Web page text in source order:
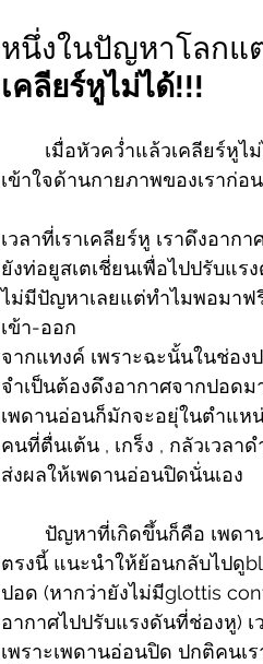
หนึ่งในปัญหาโลกแ
เคลียร์หูไม่ได้!!!
เมื่อหัวคว่ำแล้วเคลียร์หูไ
เข้าใจด้านกายภาพของเราก่อน
เวลาที่เราเคลียร์หู เราดึงอา
ยังท่อยูสเตเชี่ยนเพื่อไปปรับแ
ไม่มีปัญหาเลยแต่ทำไมพอมาฟ
เข้า-ออก
จากแทงค์ เพราะฉะนั้นในช่อง
จำเป็นต้องดึงอากาศจากปอดม
เพดานอ่อนก็มักจะอยุ่ในตำแห
คนที่ตื่นเต้น , เกร็ง , กลัวเวลา
ส่งผลให้เพดานอ่อนปิดนั่นเอง
ปัญหาที่เกิดขึ้นก็คือ เพดา
ตรงนี้ แนะนำให้ย้อนกลับไปดู
ปอด (หากว่ายังไม่มีglottis
อากาศไปปรับแรงดันที่ช่องหู)
เพราะเพดานอ่อนปิด ปกติคน